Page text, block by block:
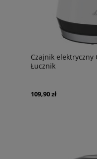
Czajnik elektryczny
Łucznik
109,90 zł